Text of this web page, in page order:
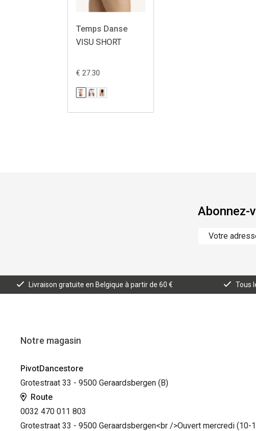
Temps Danse
VISU SHORT
€ 27.30
Abonnez-
Livraison gratuite en Belgique à partir de 60 € Tous
Notre magasin
PivotDancestore
Grotestraat 33 - 9500 Geraardsbergen (B)
Route
0032 470 011 803
Grotestraat 33 - 9500 Geraardsbergen<br />Ouvert mercredi